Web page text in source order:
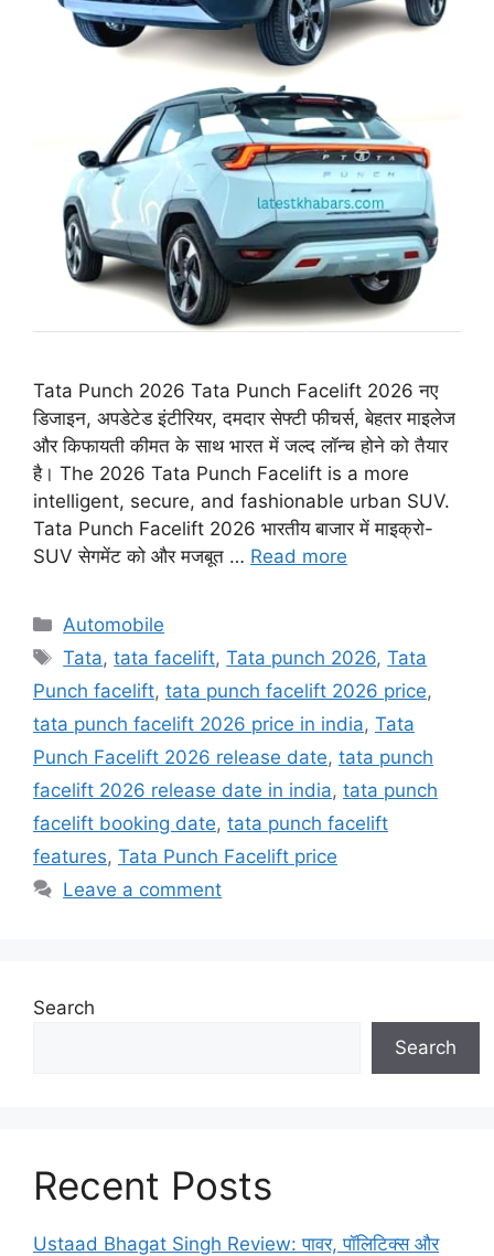
Tata Punch 2026 Tata Punch Facelift 2026 नए
डिजाइन, अपडेटेड इंटीरियर, दमदार सेफ्टी फीचर्स, बेहतर माइलेज
और किफायती कीमत के साथ भारत में जल्द लॉन्च होने को तैयार
है। The 2026 Tata Punch Facelift is a more
intelligent, secure, and fashionable urban SUV.
Tata Punch Facelift 2026 भारतीय बाजार में माइक्रो-
SUV सेगमेंट को और मजबूत … Read more
Categories
Automobile
Tags
Tata,tata facelift,Tata punch 2026,Tata
Punch facelift, tata punch facelift 2026 price,
tata punch facelift 2026 price in india, Tata
Punch Facelift 2026 release date, tata punch
facelift 2026 release date in india, tata punch
facelift booking date, tata punch facelift
features, Tata Punch Facelift price
Leave a comment
Search
Search
Recent Posts
Ustaad Bhagat Singh Review: पावर, पॉलिटिक्स और